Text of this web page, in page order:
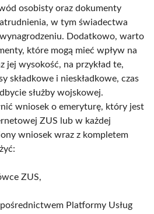
osobisty oraz dokumenty
w tym świadectwa
Dodatkowo, warto
które mogą mieć wpływ na
jej wysokość, na przykład te,
składkowe i nieskładkowe, czas
służby wojskowej.
wniosek o emeryturę, który jest
ZUS lub w każdej
wniosek wraz z kompletem
ZUS,
Platformy Usług